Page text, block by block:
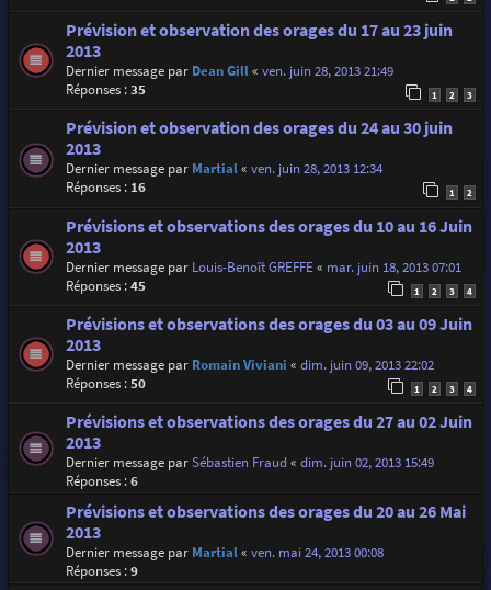
Prévision et observation des orages du 17 au 23 juin
2013
Dernier message par Dean Gill« ven. juin 28, 2013 21:49
Réponses :35 1 2 3
Prévision et observation des orages du 24 au 30 juin
2013
Dernier message par Martial« ven. juin 28, 2013 12:34
Réponses : 16 1 2
Prévisions et observations des orages du 10 au 16 Juin
2013
Dernier message par Louis-Benoît GREFFE« mar. juin 18, 2013 07:01
Réponses :45 1 2 3 4
Prévisions et observations des orages du 03 au 09 Juin
2013
Dernier message par Romain Viviani « dim. juin 09, 2013 22:02
Réponses :50 1 2 3 4
Prévisions et observations des orages du 27 au 02 Juin
2013
Dernier message parSébastien Fraud« dim. juin 02, 2013 15:49
Réponses :6
Prévisions et observations des orages du 20 au 26 Mai
2013
Dernier message par Martial« ven. mai 24, 2013 00:08
Réponses :9